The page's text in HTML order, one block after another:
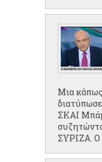
Μια
ΣΚΑΙ
ΣΥΡΙΖΑ. Ο